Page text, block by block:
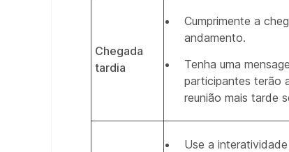
Chegada
tardia
Cumprimente a
andamento.
Tenha uma
participantes terão
reunião mais tarde
Use a